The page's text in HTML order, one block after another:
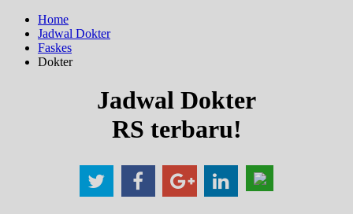
Home
Jadwal Dokter
Faskes
Dokter
Jadwal Dokter
RS terbaru!